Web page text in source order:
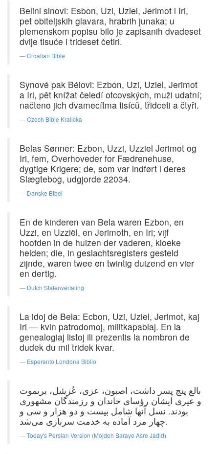
Belini sinovi: Esbon, Uzi, Uziel, Jerimot i Iri,
pet obiteljskih glavara, hrabrih junaka; u
plemenskom popisu bilo je zapisanih dvadeset
dvije tisuće i trideset četiri.
Croatian Bible
Synové pak Bélovi: Ezbon, Uzi, Uziel, Jerimot
a Iri, pět knížat čeledí otcovských, muži udatní;
načteno jich dvamecítma tisíců, třidceti a čtyři.
Czech Bible Kralicka
Belas Sønner: Ezbon, Uzzi, Uzziel Jerimot og
Iri, fem, Overhoveder for Fædrenehuse,
dygtige Krigere; de, som var indført i deres
Slægtebog, udgjorde 22034.
Danske Bibel
En de kinderen van Bela waren Ezbon, en
Uzzi, en Uzziël, en Jerimoth, en Iri; vijf
hoofden in de huizen der vaderen, kloeke
helden; die, in geslachtsregisters gesteld
zijnde, waren twee en twintig duizend en vier
en dertig.
Dutch Statenvertaling
La idoj de Bela: Ecbon, Uzi, Uziel, Jerimot, kaj
Iri — kvin patrodomoj, militkapablaj. En la
genealogiaj listoj ili prezentis la nombron de
dudek du mil tridek kvar.
Esperanto Londona Biblio
بالع پنج پسر داشت، اصبون، عزی، عُزیئیل، یریموت
و عیری ایشان رؤسای خاندان و رزمندگان مشهوری
بودند. نسل آنها شامل بیست و دو هزار و سی و
چهار مرد آماده به خدمت سربازی می‌شد.
Today's Persian Version (Mojdeh Baraye Asre Jadid)